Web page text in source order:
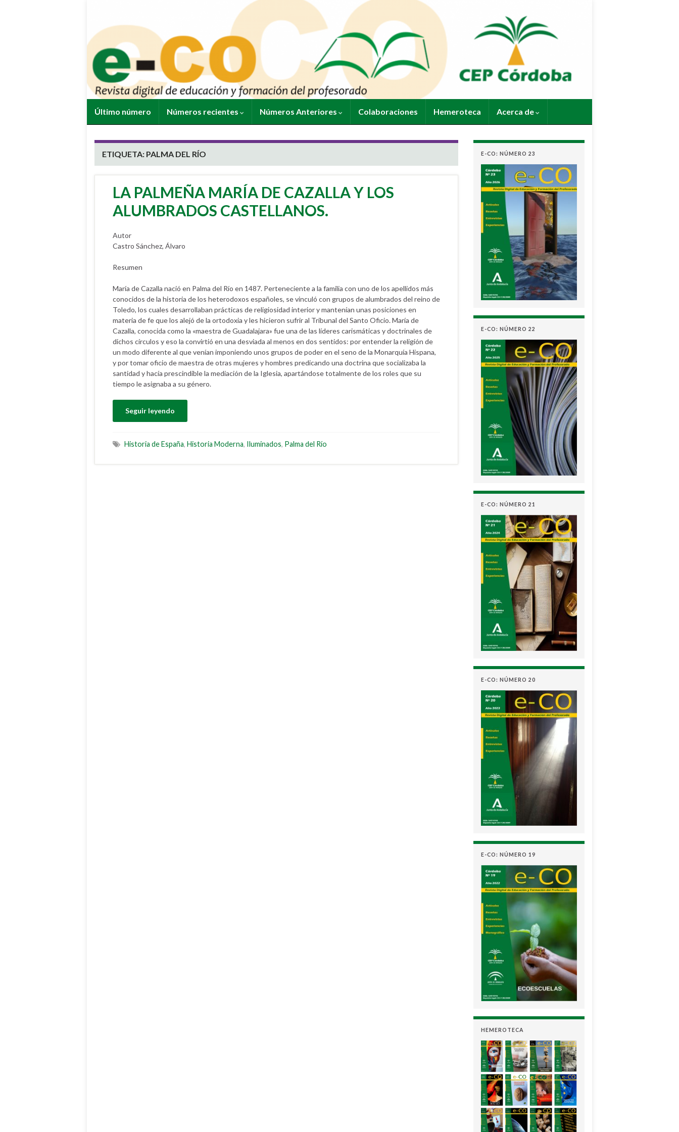
Último número Números recientes Números Anteriores Colaboraciones Hemeroteca Acerca de
ETIQUETA: PALMA DEL RÍO
LA PALMEÑA MARÍA DE CAZALLA Y LOS
ALUMBRADOS CASTELLANOS.
Autor
Castro Sánchez, Álvaro
Resumen
María de Cazalla nació en Palma del Río en 1487. Perteneciente a la familia con uno de los apellidos más
conocidos de la historia de los heterodoxos españoles, se vinculó con grupos de alumbrados del reino de
Toledo, los cuales desarrollaban prácticas de religiosidad interior y mantenían unas posiciones en
materia de fe que los alejó de la ortodoxia y les hicieron sufrir al Tribunal del Santo Oficio. María de
Cazalla, conocida como la «maestra de Guadalajara» fue una de las líderes carismáticas y doctrinales de
dichos círculos y eso la convirtió en una desviada al menos en dos sentidos: por entender la religión de
un modo diferente al que venían imponiendo unos grupos de poder en el seno de la Monarquía Hispana,
y por tomar oficio de maestra de otras mujeres y hombres predicando una doctrina que socializaba la
santidad y hacía prescindible la mediación de la Iglesia, apartándose totalmente de los roles que su
tiempo le asignaba a su género.
Seguir leyendo
Historia de España, Historia Moderna, Iluminados, Palma del Río
E-CO: NÚMERO 23
E-CO: NÚMERO 22
E-CO: NÚMERO 21
E-CO: NÚMERO 20
E-CO: NÚMERO 19
HEMEROTECA